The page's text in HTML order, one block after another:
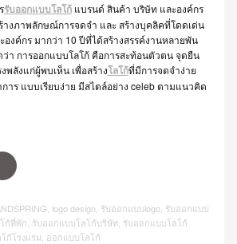
รับออกแบบโลโก้แบรนด์ สินค้า บริษัท และองค์กร
างภาพลักษณ์การจดจำ และ สร้างบุคลิคที่โดดเด่น
องค์กร มากว่า 10 ปีที่ได้สร้างสรรค์งานหลายพัน
า การออกแบบโลโก้ คือการสะท้อนตัวตน จุดยืน
พลังแก่ผู้พบเห็น เพื่อสร้างโลโก้ที่มีการจดจำง่าย
าร แบบเรียบง่าย มีสไตล์อย่าง celeb ตามแนวคิด
logo design รับออกแบบlogo, รับออกแบบ
ก้ที่พัก รับออกแบบโลโก้บริษัท, รับออกแบบโลโก้
ก้โรงแรม ออกแบบโลโก้